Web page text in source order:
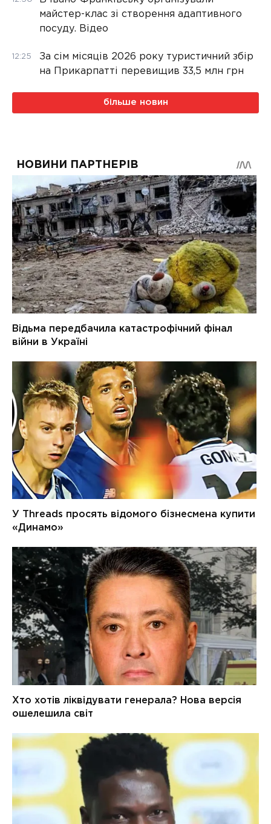
майстер-клас зі створення адаптивного
посуду. Відео
12:25
За сім місяців 2026 року туристичний збір
на Прикарпатті перевищив 33,5 млн грн
більше новин